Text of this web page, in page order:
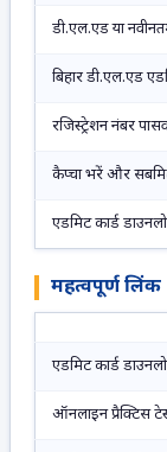
डी.एल.एड या
बिहार डी.एल.एड
रजिस्ट्रेशन नंबर
कैप्चा भरें और
एडमिट कार्ड
महत्वपूर्ण लिंक
एडमिट कार्ड
ऑनलाइन प्रैक्टिस